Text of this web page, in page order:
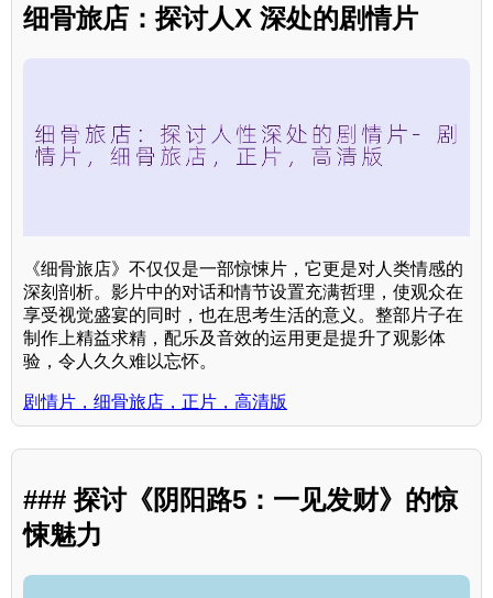
细骨旅店：探讨人X 深处的剧情片
《细骨旅店》不仅仅是一部惊悚片，它更是对人类情感的
深刻剖析。影片中的对话和情节设置充满哲理，使观众在
享受视觉盛宴的同时，也在思考生活的意义。整部片子在
制作上精益求精，配乐及音效的运用更是提升了观影体
验，令人久久难以忘怀。
剧情片，细骨旅店，正片，高清版
### 探讨《阴阳路5：一见发财》的惊
悚魅力